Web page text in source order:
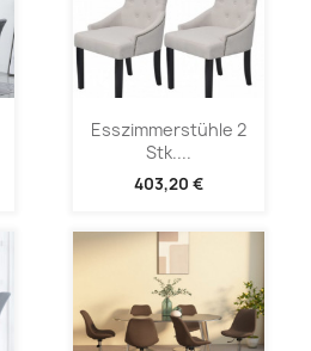
Esszimmerstühle 2
Stk....
403,20 €